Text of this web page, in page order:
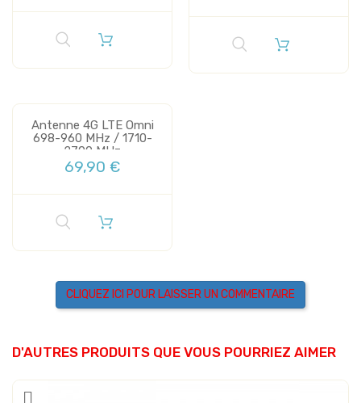
Antenne 4G LTE Omni
698-960 MHz / 1710-
2700 MHz
69,90 €
CLIQUEZ ICI POUR LAISSER UN COMMENTAIRE
D'AUTRES PRODUITS QUE VOUS POURRIEZ AIMER